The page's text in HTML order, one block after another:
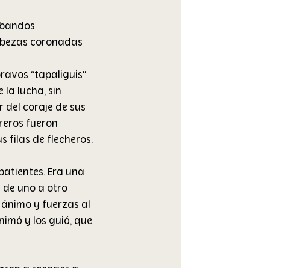
coronadas
“tapaliguis”
la lucha, sin
del coraje de sus
fueron
filas de flecheros.
Era una
de uno a otro
y fuerzas al
y los guió, que